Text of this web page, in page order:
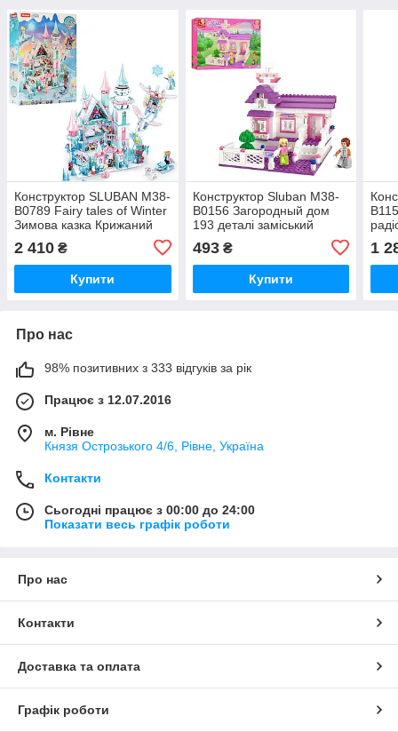
Конструктор SLUBAN M38-
B0789 Fairy tales of Winter
Зимова казка Крижаний
деталі
2 410 ₴
Купити
Конструктор Sluban M38-
B0156 Загородный дом
193 деталі заміський
493₴
Купити
1
Про нас
98% позитивних з 333 відгуків за рік
Працює з 12.07.2016
м. Рівне
Князя Острозького 4/6, Рівне, Україна
Контакти
Сьогодні працює з 00:00 до 24:00
Показати весь графік роботи
Про нас
Контакти
Доставка та оплата
Графік роботи